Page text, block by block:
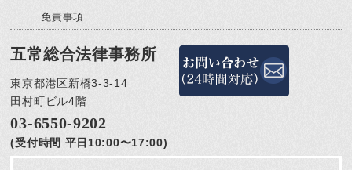
免責事項
五常総合法律事務所
東京都港区新橋3-3-14
田村町ビル4階
03-6550-9202
(受付時間 平日10:00〜17:00)